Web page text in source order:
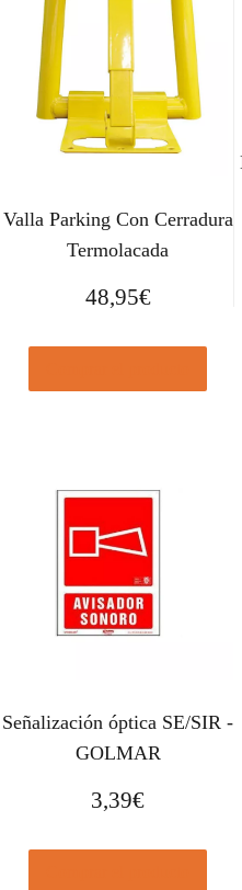
Valla Parking Con Cerradura
Termolacada
48,95€
Señalización óptica SE/SIR -
GOLMAR
3,39€